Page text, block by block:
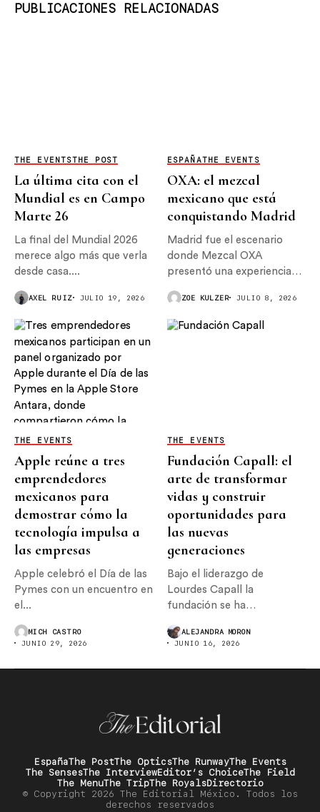
PUBLICACIONES RELACIONADAS
THE EVENTSTHE POST
La última cita con el
Mundial es en Campo
Marte 26
La final del Mundial 2026
merece algo más que verla
desde casa....
AXEL RUIZ JULIO 19, 2026
ESPAÑATHE EVENTS
OXA: el mezcal
mexicano que está
conquistando Madrid
Madrid fue el escenario
donde Mezcal OXA
presentó una experiencia
ZOE KULZER JULIO 8, 2026
THE EVENTS
Apple reúne a tres
emprendedores
mexicanos para
demostrar cómo la
tecnología impulsa a
las empresas
Apple celebró el Día de las
Pymes con un encuentro en
el...
MICH CASTRO
JUNIO 29, 2026
THE EVENTS
Fundación Capall: el
arte de transformar
vidas y construir
oportunidades para
las nuevas
generaciones
Bajo el liderazgo de
Lourdes Capall la
fundación se ha
ALEJANDRA MORON
JUNIO 16, 2026
EspañaThe PostThe OpticsThe RunwayThe Events
The SensesThe InterviewEditor’s ChoiceThe Field
The MenuThe TripThe RoyalsDirectorio
© Copyright 2026 The Editorial México. Todos los
derechos reservados